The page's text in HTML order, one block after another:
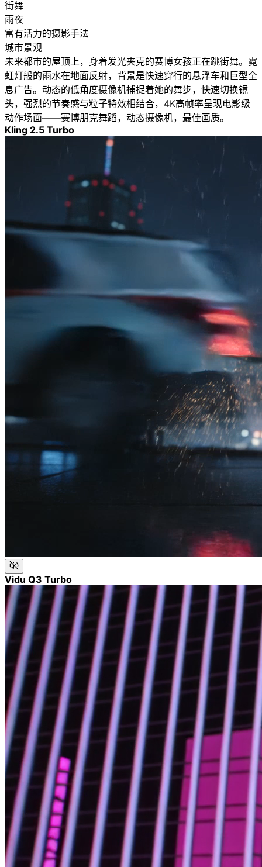
街舞
雨夜
富有活力的摄影手法
城市景观
未来都市的屋顶上，身着发光夹克的赛博女孩正在跳街舞。霓
虹灯般的雨水在地面反射，背景是快速穿行的悬浮车和巨型全
息广告。动态的低角度摄像机捕捉着她的舞步，快速切换镜
头，强烈的节奏感与粒子特效相结合，4K高帧率呈现电影级
动作场面——赛博朋克舞蹈，动态摄像机，最佳画质。
Kling 2.5 Turbo
Vidu Q3 Turbo